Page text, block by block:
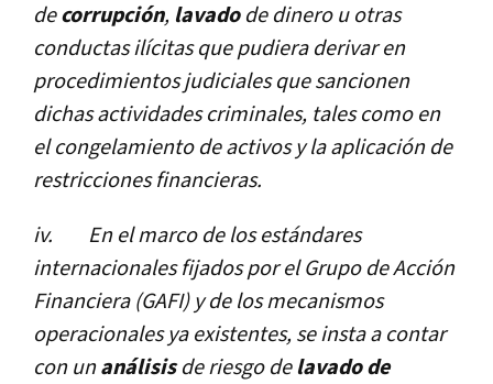
decorrupción, lavadode dinero u otras
conductas ilí­citas que pudiera derivar en
procedimientos judiciales que sancionen
dichas actividades criminales, tales como en
el congelamiento de activos y la aplicación de
restricciones financieras.
iv.
En el marco de los estándares
internacionales fijados por el Grupo de Acción
Financiera (GAFI) y de los mecanismos
operacionales ya existentes, se insta a contar
con unanálisisde riesgo delavado de